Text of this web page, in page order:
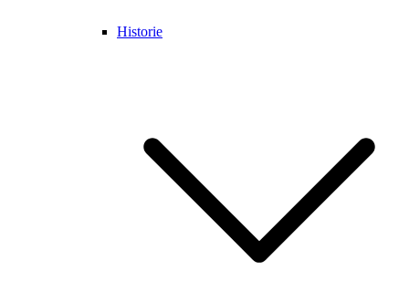
Historie